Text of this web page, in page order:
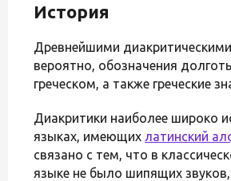
История
Древнейшими
вероятно, обозначения
греческом, а также греческие
Диакритики наиболее широко
языках, имеющих латинский
связано с тем, что в
языке не было шипящих